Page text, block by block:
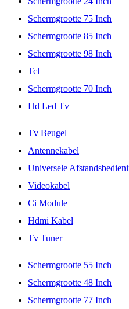
Schermgrootte 75 Inch
Schermgrootte 85 Inch
Schermgrootte 98 Inch
Tcl
Schermgrootte 70 Inch
Hd Led Tv
Tv Beugel
Antennekabel
Universele
Videokabel
Ci Module
Hdmi Kabel
Tv Tuner
Schermgrootte 55 Inch
Schermgrootte 48 Inch
Schermgrootte 77 Inch